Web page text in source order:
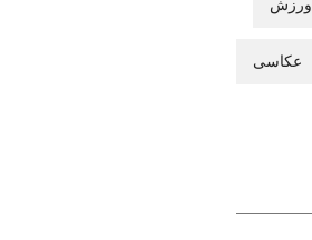
ورزش
عکاسی